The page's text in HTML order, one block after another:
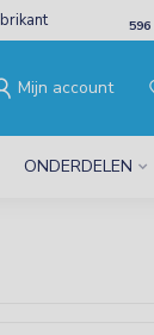
596
Mijn account
ONDERDELEN